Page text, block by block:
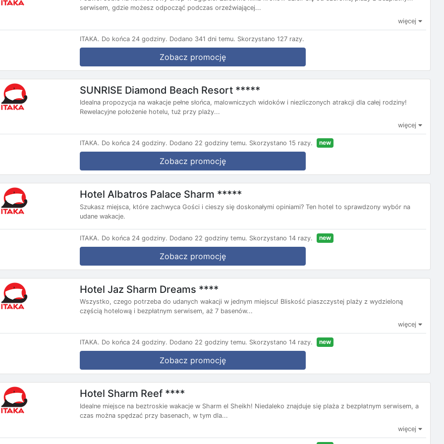
serwisem, gdzie możesz odpocząć podczas orzeźwiającej...
więcej
ITAKA. Do końca 24 godziny. Dodano 341 dni temu. Skorzystano 127 razy.
Zobacz promocję
SUNRISE Diamond Beach Resort *****
Idealna propozycja na wakacje pełne słońca, malowniczych widoków i niezliczonych atrakcji dla całej rodziny!
Rewelacyjne położenie hotelu, tuż przy plaży...
więcej
ITAKA. Do końca 24 godziny. Dodano 22 godziny temu. Skorzystano 15 razy. new
Zobacz promocję
Hotel Albatros Palace Sharm *****
Szukasz miejsca, które zachwyca Gości i cieszy się doskonałymi opiniami? Ten hotel to sprawdzony wybór na
udane wakacje.
ITAKA. Do końca 24 godziny. Dodano 22 godziny temu. Skorzystano 14 razy. new
Zobacz promocję
Hotel Jaz Sharm Dreams ****
Wszystko, czego potrzeba do udanych wakacji w jednym miejscu! Bliskość piaszczystej plaży z wydzieloną
częścią hotelową i bezpłatnym serwisem, aż 7 basenów...
więcej
ITAKA. Do końca 24 godziny. Dodano 22 godziny temu. Skorzystano 14 razy. new
Zobacz promocję
Hotel Sharm Reef ****
Idealne miejsce na beztroskie wakacje w Sharm el Sheikh! Niedaleko znajduje się plaża z bezpłatnym serwisem, a
czas można spędzać przy basenach, w tym dla...
więcej